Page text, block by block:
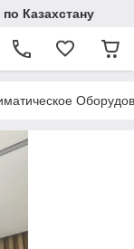
Казахстану